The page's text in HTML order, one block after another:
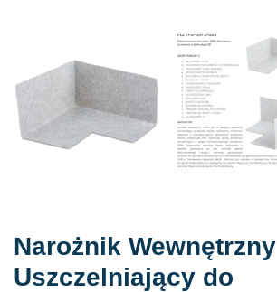
Narożnik Wewnętrzny
Uszczelniający do